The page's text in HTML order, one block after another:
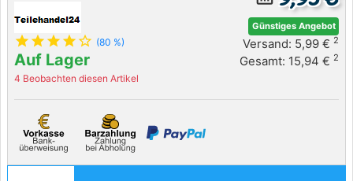
star star star star star_outline (80 %)
Auf Lager
4 Beobachten diesen Artikel
Günstiges Angebot
Versand: 5,99 € 2
Gesamt: 15,94 € 2